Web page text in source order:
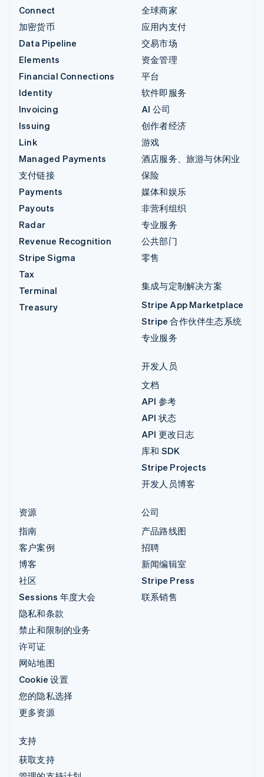
Connect
加密货币
Data Pipeline
Elements
Financial Connections
Identity
Invoicing
Issuing
Link
Managed Payments
支付链接
Payments
Payouts
Radar
Revenue Recognition
Stripe Sigma
Tax
Terminal
Treasury
全球商家
应用内支付
交易市场
资金管理
平台
软件即服务
AI 公司
创作者经济
游戏
酒店服务、旅游与休闲业
保险
媒体和娱乐
非营利组织
专业服务
公共部门
零售
集成与定制解决方案
Stripe App Marketplace
Stripe 合作伙伴生态系统
专业服务
开发人员
文档
API 参考
API 状态
API 更改日志
库和 SDK
Stripe Projects
开发人员博客
资源
指南
客户案例
博客
社区
Sessions 年度大会
隐私和条款
禁止和限制的业务
许可证
网站地图
Cookie 设置
您的隐私选择
更多资源
公司
产品路线图
招聘
新闻编辑室
Stripe Press
联系销售
支持
获取支持